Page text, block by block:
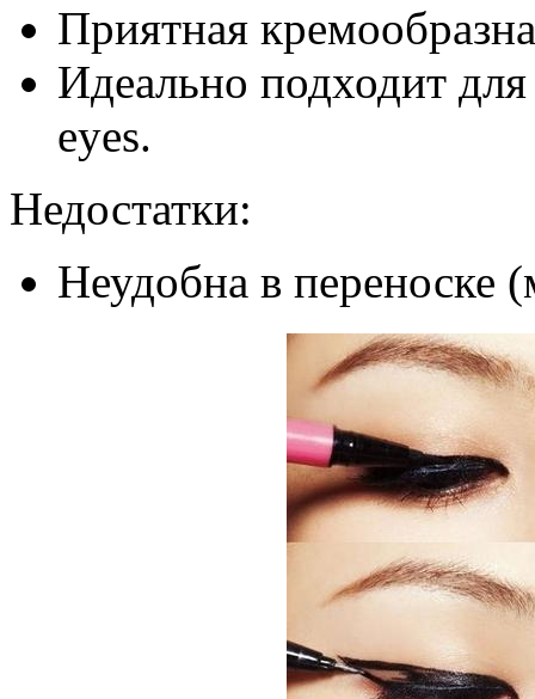
Приятная
Идеально подходит
eyes.
Недостатки:
Неудобна в переноске